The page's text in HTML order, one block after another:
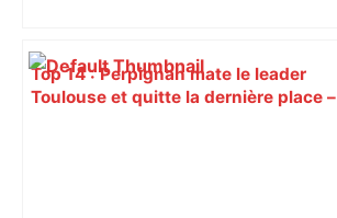
Top 14 : Perpignan mate le leader
Toulouse et quitte la dernière place –